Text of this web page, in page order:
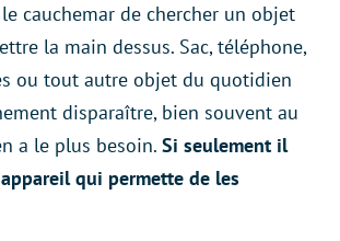
cauchemar de chercher un objet
la main dessus. Sac, téléphone,
ou tout autre objet du quotidien
disparaître, bien souvent au
a le plus besoin. Si seulement il
qui permette de les